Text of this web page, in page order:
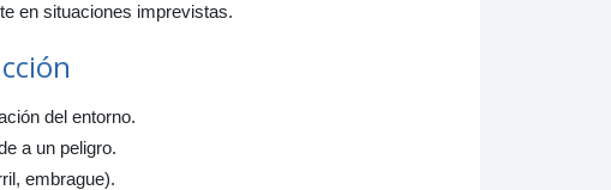
en situaciones imprevistas.
del entorno.
a un peligro.
embrague).